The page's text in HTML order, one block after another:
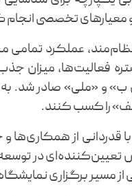
و معیارهای تخصصی
عملکرد
فعالیت‌ها، میزان
ب» و «ملی» صادر شد.
الف» را کسب کنند.
قدردانی از
تعیین‌کننده‌ای در
مسیر برگزاری